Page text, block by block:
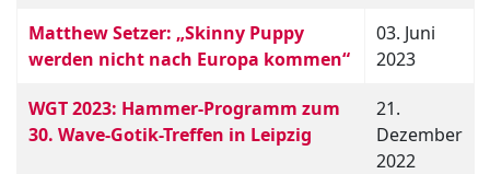
Matthew Setzer: „Skinny Puppy
werden nicht nach Europa kommen“
03. Juni
2023
WGT 2023: Hammer-Programm zum
30. Wave-Gotik-Treffen in Leipzig
21.
Dezember
2022